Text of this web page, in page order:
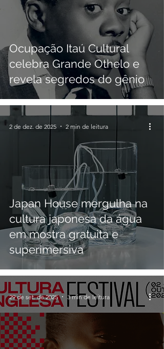
Ocupação Itaú Cultural
celebra Grande Othelo e
revela segredos do gênio
Japan House mergulha na
cultura japonesa da água
em mostra gratuita e
superimersiva
2 de dez. de 2025 2 min de leitura
29 de set. de 2025 3 min de leitura